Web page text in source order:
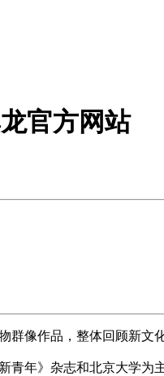
官方网站
群像作品，整体回顾新文
青年》杂志和北京大学为